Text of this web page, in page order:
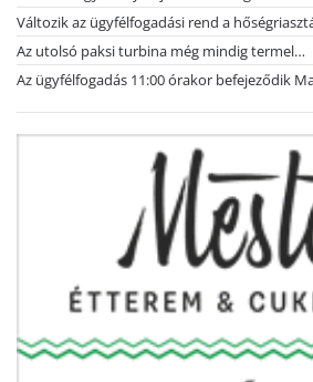
Változik az ügyfélfogadási rend a
Az utolsó paksi turbina még mindig termel…
Az ügyfélfogadás 11:00 órakor befejeződik